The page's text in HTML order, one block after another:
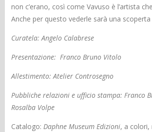
non c’erano, così come Vavuso è l’artista
Anche per questo vederle sarà una
Curatela: Angelo Calabrese
Presentazione: Franco Bruno Vitolo
Allestimento: Atelier Controsegno
Pubbliche relazioni e ufficio stampa: Franco
Rosalba Volpe
Catalogo:Daphne Museum Edizioni, a colori,